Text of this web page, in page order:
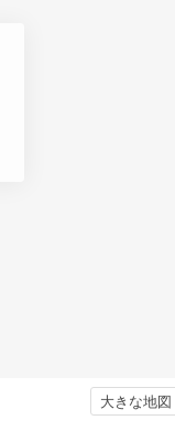
大きな地図